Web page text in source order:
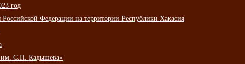
год
Российской Федерации на территории Республики Хакасия
им. С.П. Кадышева»